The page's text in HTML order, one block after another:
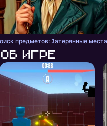
предметов: Затерянные места
Об игре